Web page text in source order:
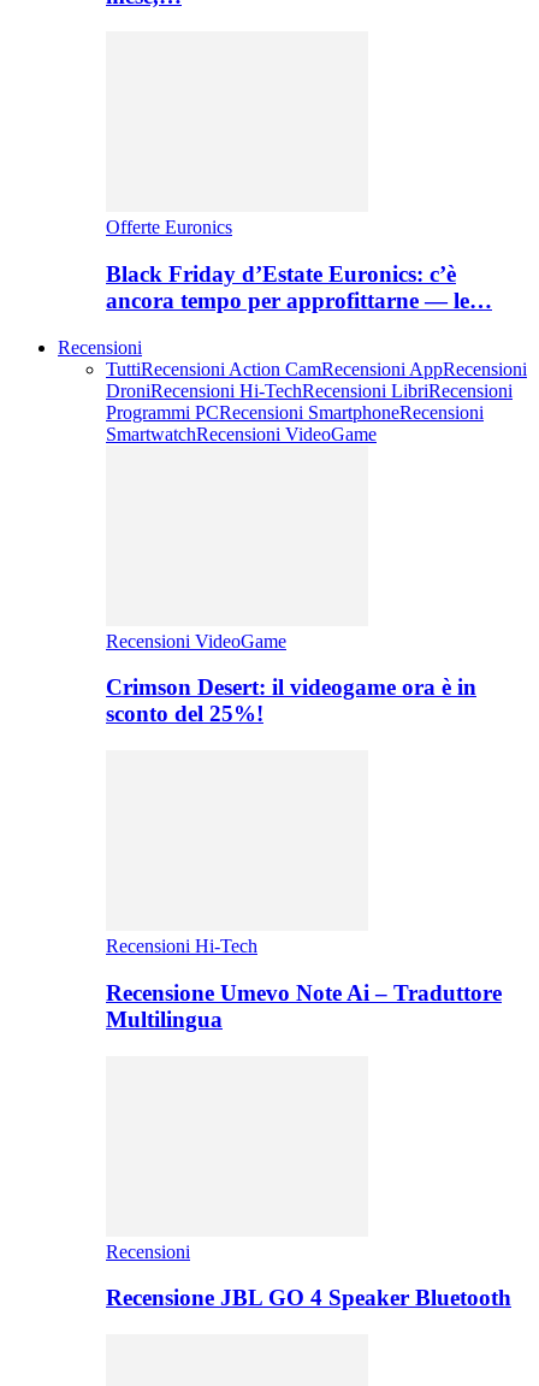
Offerte Euronics
Black Friday d’Estate Euronics: c’è
ancora tempo per approfittarne — le…
Recensioni
TuttiRecensioni Action CamRecensioni AppRecensioni
DroniRecensioni Hi-TechRecensioni LibriRecensioni
Programmi PCRecensioni SmartphoneRecensioni
SmartwatchRecensioni VideoGame
Recensioni VideoGame
Crimson Desert: il videogame ora è in
sconto del 25%!
Recensioni Hi-Tech
Recensione Umevo Note Ai – Traduttore
Multilingua
Recensioni
Recensione JBL GO 4 Speaker Bluetooth